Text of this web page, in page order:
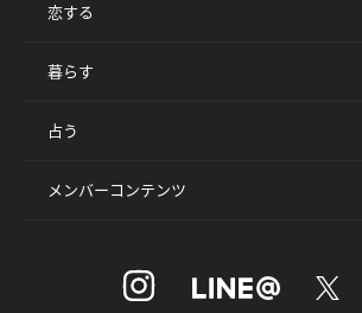
恋する
暮らす
占う
メンバーコンテンツ